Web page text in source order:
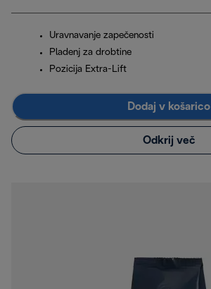
Uravnavanje zapečenosti
Pladenj za drobtine
Pozicija Extra-Lift
Dodaj v košarico
Odkrij več